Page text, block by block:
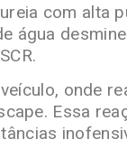
com alta
água
onde
Essa